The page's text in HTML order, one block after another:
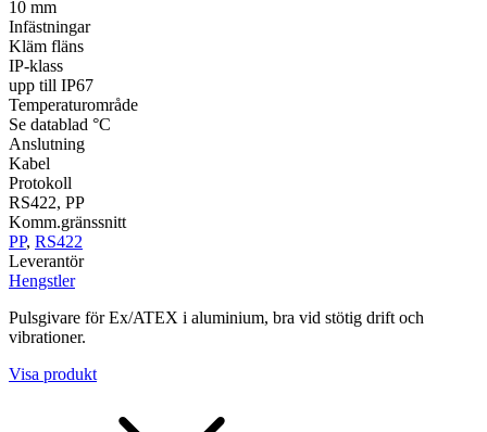
10 mm
Infästningar
Kläm fläns
IP-klass
upp till IP67
Temperaturområde
Se datablad °C
Anslutning
Kabel
Protokoll
RS422, PP
Komm.gränssnitt
PP, RS422
Leverantör
Hengstler
Pulsgivare för Ex/ATEX i aluminium, bra vid stötig drift och
vibrationer.
Visa produkt